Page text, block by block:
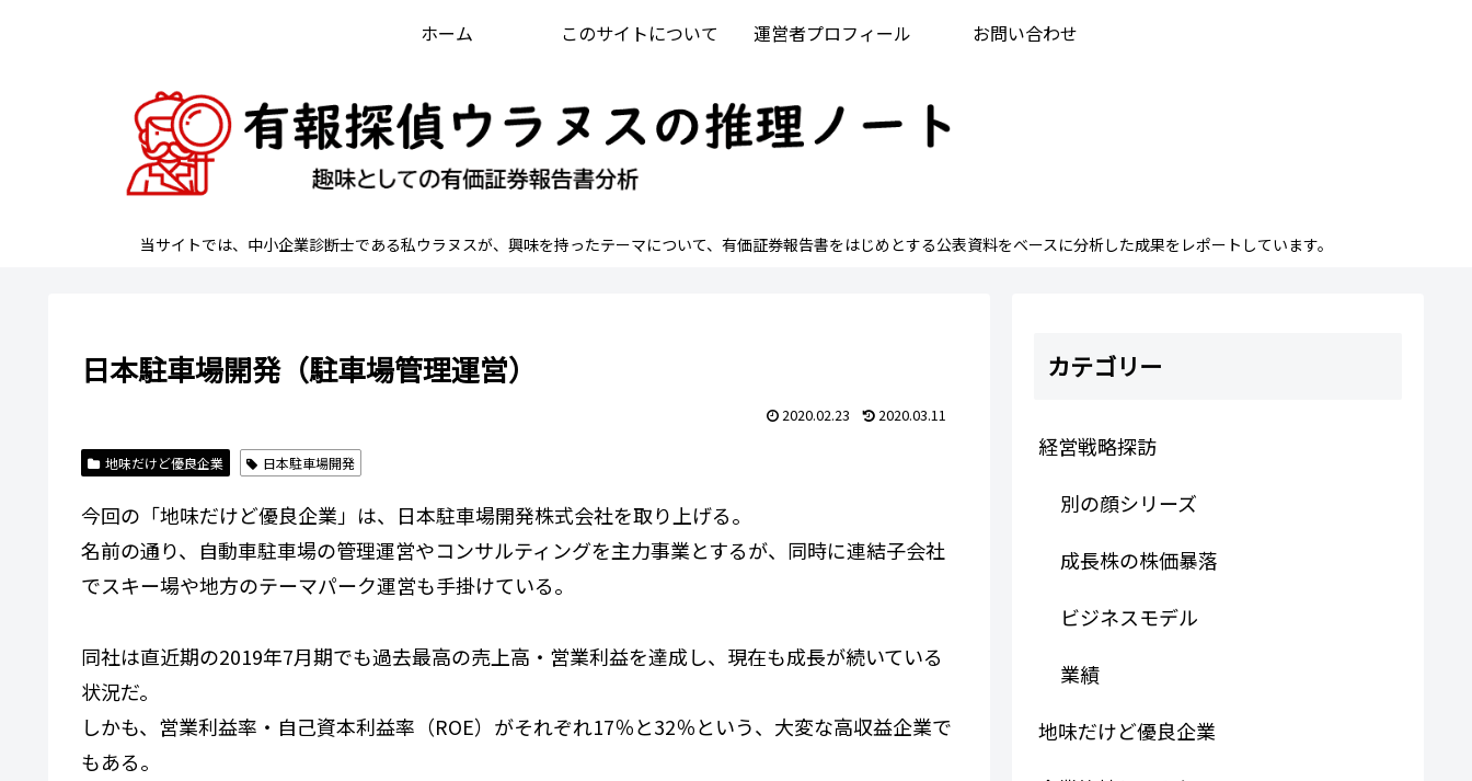
当サイトでは、中小企業診断士である私ウラヌスが、興味を持ったテーマについて、有価証券報告書をはじめとする公表資料をベースに分析した成果をレポートしています。
ホーム このサイトについて 運営者プロフィール お問い合わせ
日本駐車場開発（駐車場管理運営）
2020.02.23 2020.03.11
地味だけど優良企業 日本駐車場開発
今回の「地味だけど優良企業」は、日本駐車場開発株式会社を取り上げる。
名前の通り、自動車駐車場の管理運営やコンサルティングを主力事業とするが、同時に連結子会社
でスキー場や地方のテーマパーク運営も手掛けている。
同社は直近期の2019年7月期でも過去最高の売上高・営業利益を達成し、現在も成長が続いている
状況だ。
しかも、営業利益率・自己資本利益率（ROE）がそれぞれ17％と32％という、大変な高収益企業で
もある。
カテゴリー
経営戦略探訪
別の顔シリーズ
成長株の株価暴落
ビジネスモデル
業績
地味だけど優良企業